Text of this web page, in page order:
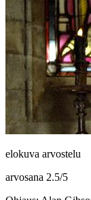
elokuva arvostelu
arvosana 2.5/5